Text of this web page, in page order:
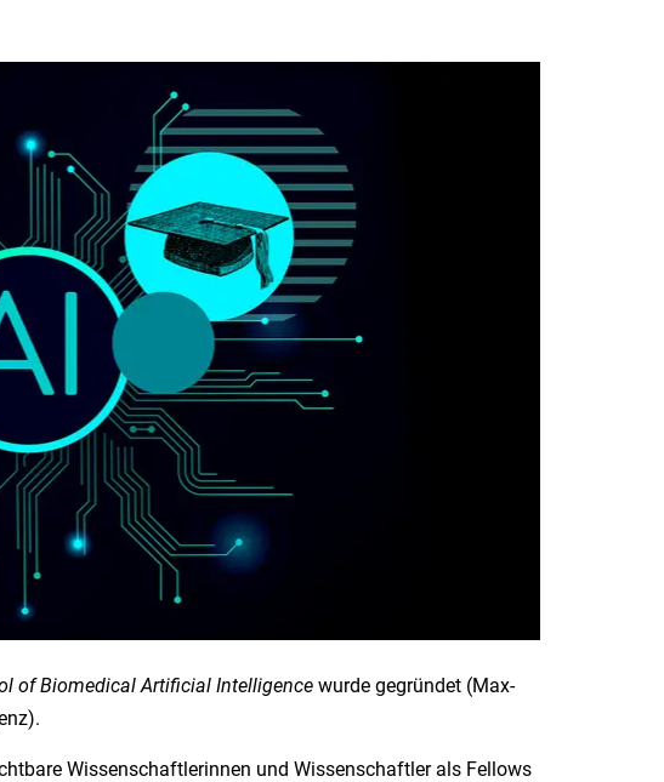
of Biomedical Artificial Intelligence wurde gegründet (Max-
Wissenschaftlerinnen und Wissenschaftler als Fellows